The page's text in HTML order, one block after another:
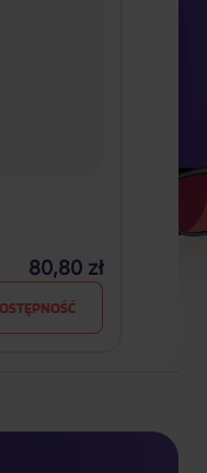
80,80 zł